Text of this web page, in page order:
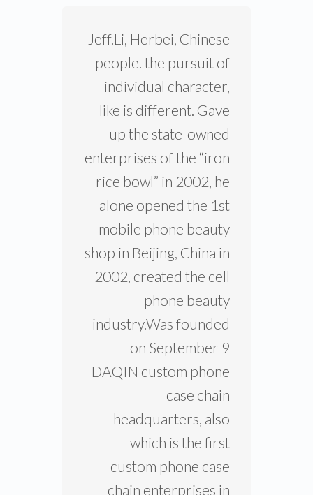
Jeff.Li, Herbei, Chinese
people. the pursuit of
individual character,
like is different. Gave
up the state-owned
enterprises of the “iron
rice bowl” in 2002, he
alone opened the 1st
mobile phone beauty
shop in Beijing, China in
2002, created the cell
phone beauty
industry.Was founded
on September 9